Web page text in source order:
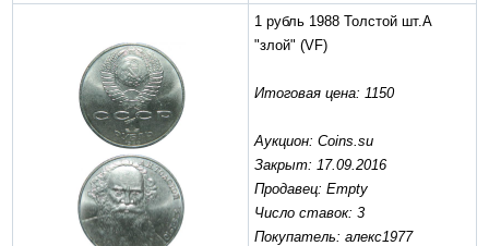
1 рубль 1988 Толстой шт.А
"злой" (VF)
Итоговая цена: 1150
Аукцион: Coins.su
Закрыт: 17.09.2016
Продавец: Empty
Число ставок: 3
Покупатель: алекс1977